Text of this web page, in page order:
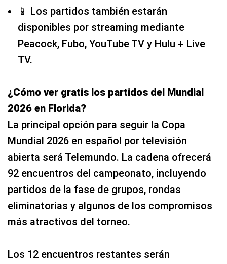
📱 Los partidos también estarán
disponibles por streaming mediante
Peacock, Fubo, YouTube TV y Hulu + Live
TV.
¿Cómo ver gratis los partidos del Mundial
2026 en Florida?
La principal opción para seguir la Copa
Mundial 2026 en español por televisión
abierta será Telemundo. La cadena ofrecerá
92 encuentros del campeonato, incluyendo
partidos de la fase de grupos, rondas
eliminatorias y algunos de los compromisos
más atractivos del torneo.
Los 12 encuentros restantes serán